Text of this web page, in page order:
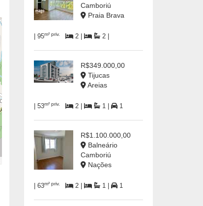
Camboriú
Praia Brava
| 95m² priv. 2 | 2 |
R$349.000,00
Tijucas
Areias
| 53m² priv. 2 | 1 | 1
R$1.100.000,00
Balneário
Camboriú
Nações
| 63m² priv. 2 | 1 | 1